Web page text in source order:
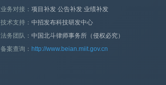
业务对接：项目补发 公告补发 业绩补发
技术支持：中招发布科技研发中心
法务团队：中国北斗律师事务所（侵权必究）
备案查询： http://www.beian.miit.gov.cn